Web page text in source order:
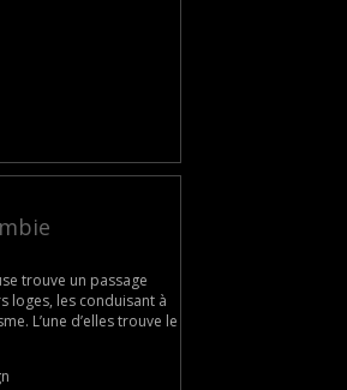
trouve un passage
loges, les conduisant à
L’une d’elles trouve le